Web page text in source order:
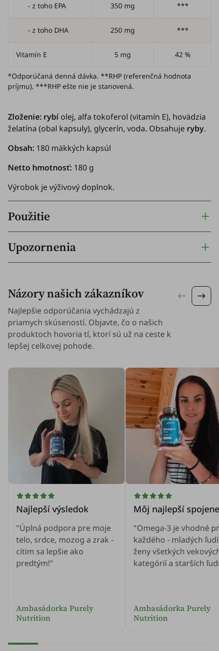
- z toho EPA 350 mg ***
- z toho DHA 250 mg ***
Vitamín E 5 mg 42 %
*Odporúčaná denná dávka. **RHP (referenčná hodnota
príjmu). ***RHP ešte nie je stanovená.
Zloženie: rybí olej, alfa tokoferol (vitamín E), hovädzia
želatína (obal kapsuly), glycerín, voda. Obsahuje ryby.
Obsah: 180 mäkkých kapsúl
Netto hmotnosť: 180 g
Výrobok je výživový doplnok.
Použitie
Upozornenia
Názory našich zákazníkov
Najlepšie odporúčania vychádzajú z
priamych skúseností. Objavte, čo o našich
produktoch hovoria tí, ktorí sú už na ceste k
lepšej celkovej pohode.
Najlepší výsledok
"Úplná podpora pre moje
telo, srdce, mozog a zrak -
cítim sa lepšie ako
predtým!"
Ambasádorka Purely
Nutrition
Môj najlepší
"Omega-3 je vhodné
každého - mladých
ženy všetkých
kategórií a starších
Ambasádorka Purely
Nutrition